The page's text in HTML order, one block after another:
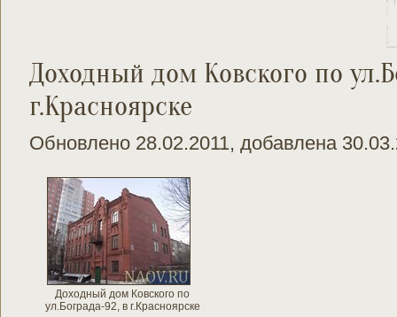
Доходный дом Ковского по
г.Красноярске
Обновлено 28.02.2011, добавлена
Доходный дом Ковского по
ул.Бограда-92, в г.Красноярске